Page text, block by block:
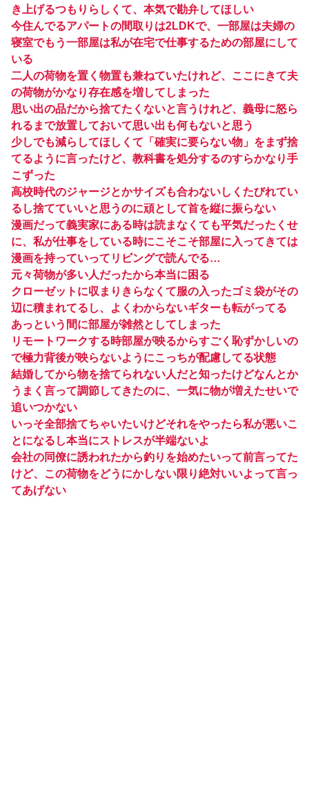
き上げるつもりらしくて、本気で勘弁してほしい
今住んでるアパートの間取りは2LDKで、一部屋は夫婦の
寝室でもう一部屋は私が在宅で仕事するための部屋にして
いる
二人の荷物を置く物置も兼ねていたけれど、ここにきて夫
の荷物がかなり存在感を増してしまった
思い出の品だから捨てたくないと言うけれど、義母に怒ら
れるまで放置しておいて思い出も何もないと思う
少しでも減らしてほしくて「確実に要らない物」をまず捨
てるように言ったけど、教科書を処分するのすらかなり手
こずった
高校時代のジャージとかサイズも合わないしくたびれてい
るし捨てていいと思うのに頑として首を縦に振らない
漫画だって義実家にある時は読まなくても平気だったくせ
に、私が仕事をしている時にこそこそ部屋に入ってきては
漫画を持っていってリビングで読んでる…
元々荷物が多い人だったから本当に困る
クローゼットに収まりきらなくて服の入ったゴミ袋がその
辺に積まれてるし、よくわからないギターも転がってる
あっという間に部屋が雑然としてしまった
リモートワークする時部屋が映るからすごく恥ずかしいの
で極力背後が映らないようにこっちが配慮してる状態
結婚してから物を捨てられない人だと知ったけどなんとか
うまく言って調節してきたのに、一気に物が増えたせいで
追いつかない
いっそ全部捨てちゃいたいけどそれをやったら私が悪いこ
とになるし本当にストレスが半端ないよ
会社の同僚に誘われたから釣りを始めたいって前言ってた
けど、この荷物をどうにかしない限り絶対いいよって言っ
てあげない